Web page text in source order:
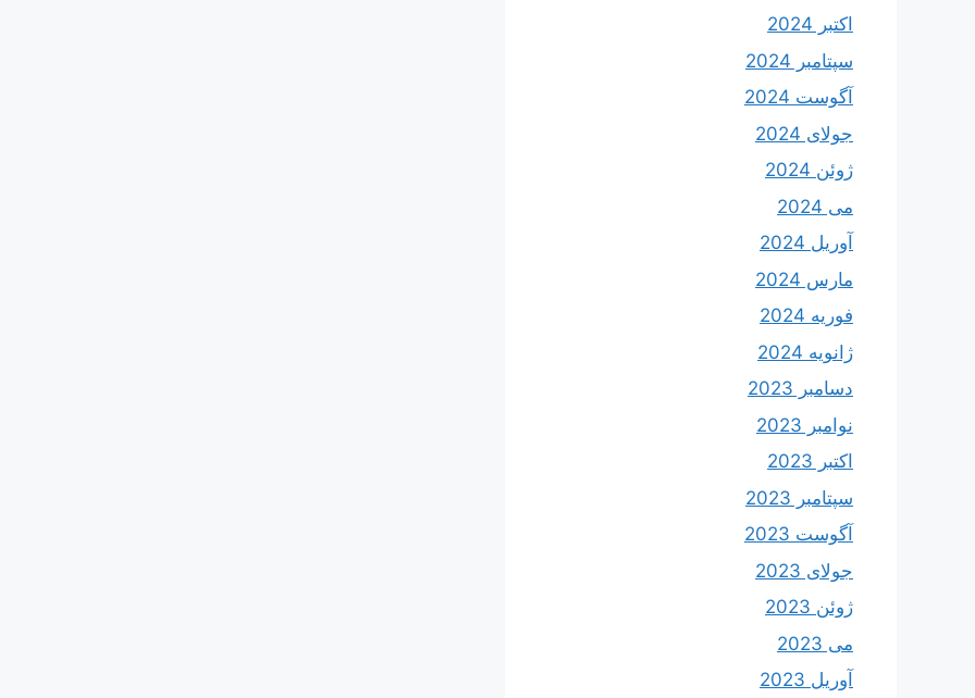
اکتبر 2024
سپتامبر 2024
آگوست 2024
جولای 2024
ژوئن 2024
می 2024
آوریل 2024
مارس 2024
فوریه 2024
ژانویه 2024
دسامبر 2023
نوامبر 2023
اکتبر 2023
سپتامبر 2023
آگوست 2023
جولای 2023
ژوئن 2023
می 2023
آوریل 2023